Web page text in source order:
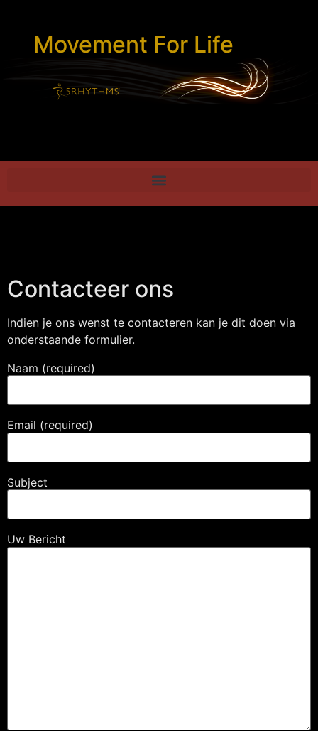
Movement For Life
Contacteer ons
Indien je ons wenst te contacteren kan je dit doen via
onderstaande formulier.
Naam (required)
Email (required)
Subject
Uw Bericht